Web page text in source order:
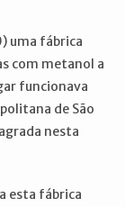
uma fábrica
com metanol a
funcionava
de São
nesta
esta fábrica